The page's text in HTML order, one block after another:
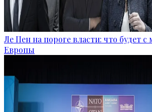
Ле Пен на пороге власти: что будет
Европы